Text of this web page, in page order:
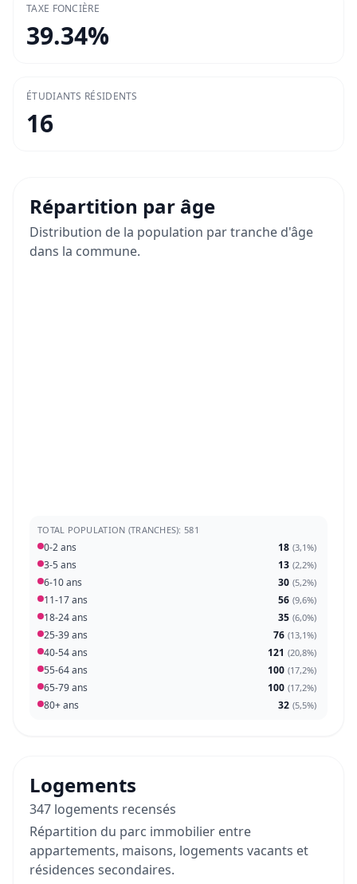
TAXE FONCIÈRE
39.34%
ÉTUDIANTS RÉSIDENTS
16
Répartition par âge
Distribution de la population par tranche d'âge
dans la commune.
TOTAL POPULATION (TRANCHES): 581
0-2 ans 18 (3,1%)
3-5 ans 13 (2,2%)
6-10 ans 30 (5,2%)
11-17 ans 56 (9,6%)
18-24 ans 35 (6,0%)
25-39 ans 76 (13,1%)
40-54 ans 121 (20,8%)
55-64 ans 100 (17,2%)
65-79 ans 100 (17,2%)
80+ ans 32 (5,5%)
Logements
347 logements recensés
Répartition du parc immobilier entre
appartements, maisons, logements vacants et
résidences secondaires.